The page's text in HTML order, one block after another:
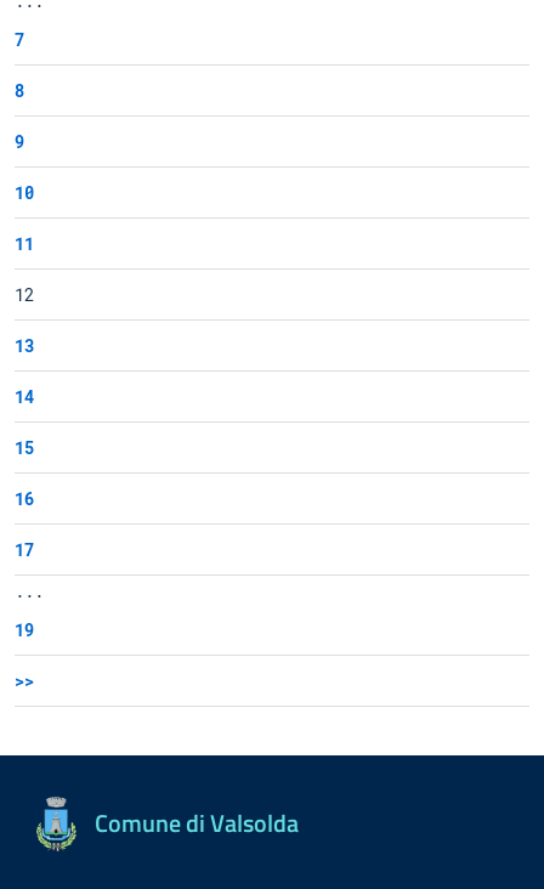
7
8
9
10
11
12
13
14
15
16
17
...
19
>>
Comune di Valsolda